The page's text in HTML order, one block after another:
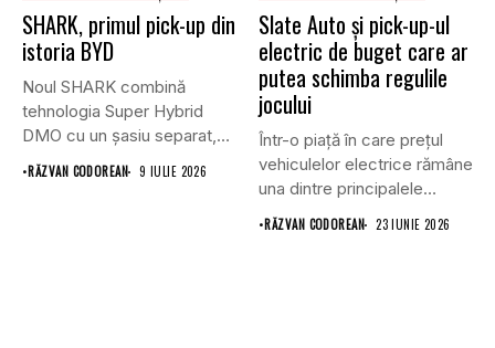
SHARK, primul pick-up din
istoria BYD
Noul SHARK combină
tehnologia Super Hybrid
DMO cu un șasiu separat,
tracțiune...
•RĂZVAN CODOREAN 9 IULIE 2026
Slate Auto și pick-up-ul
electric de buget care ar
putea schimba regulile
jocului
Într-o piață în care prețul
vehiculelor electrice rămâne
una dintre principalele
bariere...
•RĂZVAN CODOREAN 23 IUNIE 2026